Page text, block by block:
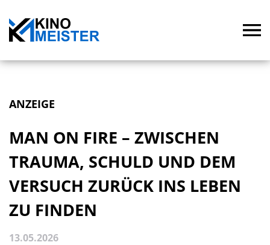
ANZEIGE
MAN ON FIRE – ZWISCHEN
TRAUMA, SCHULD UND DEM
VERSUCH ZURÜCK INS LEBEN
ZU FINDEN
13.05.2026